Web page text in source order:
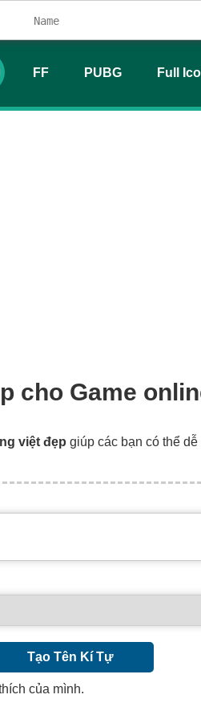
FF PUBG Full
cho Game
việt đẹp giúp các bạn có thể
Tạo Tên Kí Tự
của mình.